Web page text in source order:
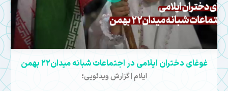
غوغای دختران ایلامی در اجتماعات شبانه میدان22 بهمن
ایلام | گزارش ویدئویی؛